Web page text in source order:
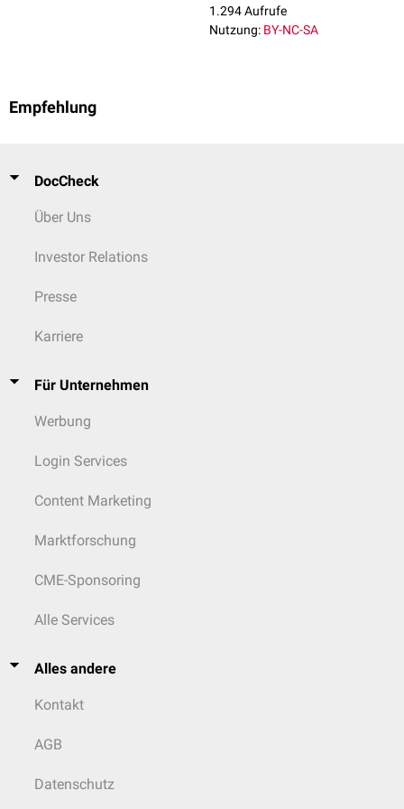
Nervus ischiadicushervor.
1.294 Aufrufe
Nutzung: BY-NC-SA
Empfehlung
DocCheck
Über Uns
Investor Relations
Presse
Karriere
Für Unternehmen
Werbung
Login Services
Content Marketing
Marktforschung
CME-Sponsoring
Alle Services
Alles andere
Kontakt
AGB
Datenschutz